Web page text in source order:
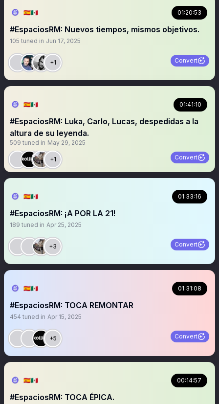
🇪🇦🇲🇽 01:20:53
#EspaciosRM: Nuevos tiempos, mismos objetivos.
105 tuned in Jun 17, 2025
+1 Convert
🇪🇦🇲🇽 01:41:10
#EspaciosRM: Luka, Carlo, Lucas, despedidas a la
altura de su leyenda.
509 tuned in May 29, 2025
+1 Convert
🇪🇦🇲🇽 01:33:16
#EspaciosRM: ¡A POR LA 21!
189 tuned in Apr 25, 2025
+3 Convert
🇪🇦🇲🇽 01:31:08
#EspaciosRM: TOCA REMONTAR
454 tuned in Apr 15, 2025
+5 Convert
🇪🇦🇲🇽 00:14:57
#EspaciosRM: TOCA ÉPICA.